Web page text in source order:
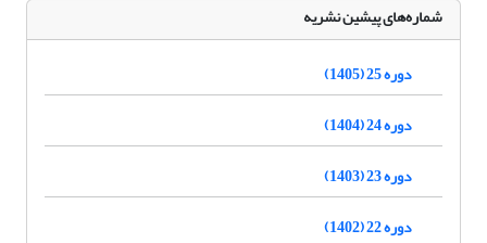
شماره‌های پیشین نشریه
دوره 25 (1405)
دوره 24 (1404)
دوره 23 (1403)
دوره 22 (1402)